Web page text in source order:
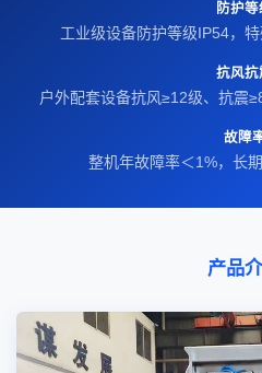
防护等
工业级设备防护等级IP54，
抗风抗
户外配套设备抗风≥12级、抗震
故障
整机年故障率＜1%，长
产品